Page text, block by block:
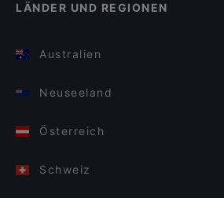
LÄNDER UND REGIONEN
Australien
Neuseeland
Österreich
Schweiz